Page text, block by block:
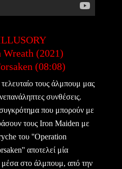
(2021)
(08:08)
τους άλμπουμ μας
συνθέσεις.
που μπορούν με
τους Iron Maiden με
του ''Operation
αποτελεί μία
μέσα στο άλμπουμ, από την